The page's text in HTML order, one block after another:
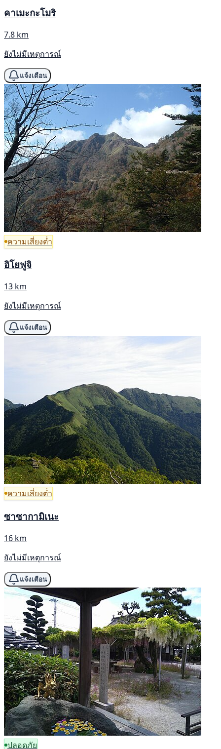
คาเมะกะโมริ
7.8 km
ยังไม่มีเหตุการณ์
แจ้งเตือน
ความเสี่ยงต่ำ
อิโยฟูจิ
13 km
ยังไม่มีเหตุการณ์
แจ้งเตือน
ความเสี่ยงต่ำ
ซาซากามิเนะ
16 km
ยังไม่มีเหตุการณ์
แจ้งเตือน
ปลอดภัย